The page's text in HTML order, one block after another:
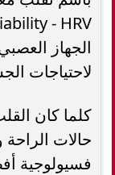
الجهاز
لاحتياجات
كلما كان
حالات
فسيولوجية